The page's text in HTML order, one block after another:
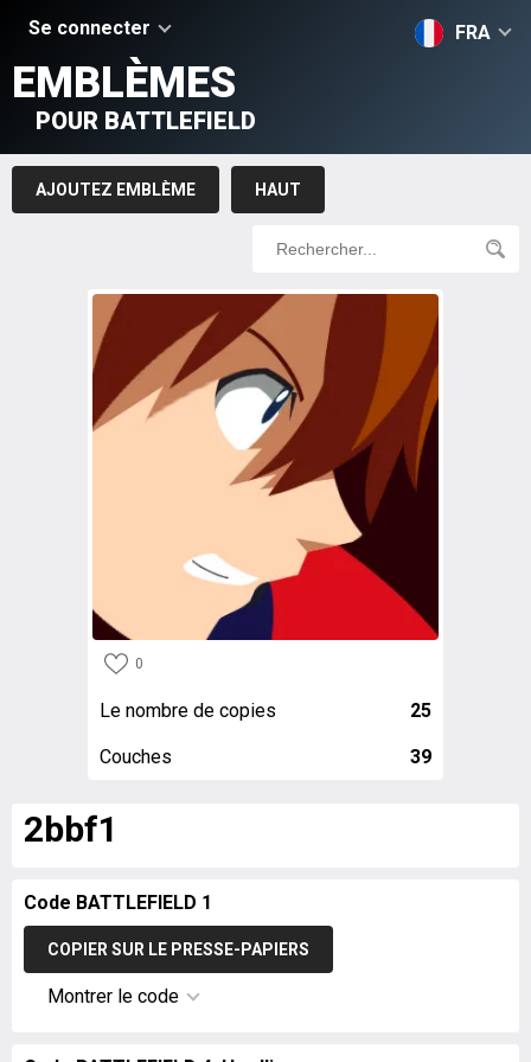
Se connecter FRA
EMBLÈMES
POUR BATTLEFIELD
AJOUTEZ EMBLÈME HAUT
0
Le nombre de copies 25
Couches 39
2bbf1
Code BATTLEFIELD 1
COPIER SUR LE PRESSE-PAPIERS
Montrer le code